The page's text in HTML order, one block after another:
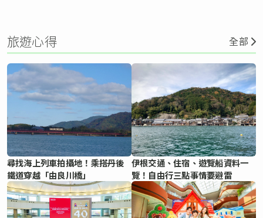
旅遊心得 全部
尋找海上列車拍攝地！乘搭丹後
鐵道穿越「由良川橋」
伊根交通、住宿、遊覽船資料一
覽！自由行三點事情要避雷